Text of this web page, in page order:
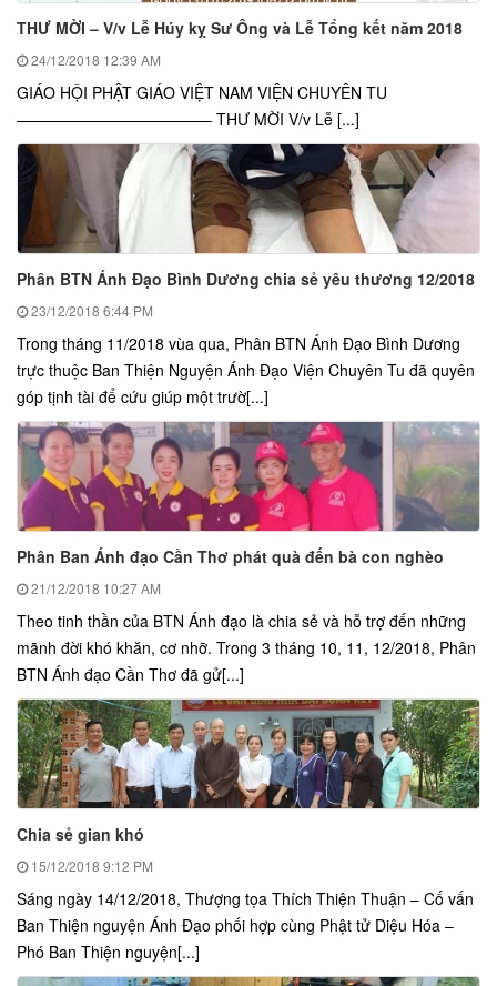
THƯ MỜI – V/v Lễ Húy kỵ Sư Ông và Lễ Tổng kết năm 2018
24/12/2018 12:39 AM
GIÁO HỘI PHẬT GIÁO VIỆT NAM VIỆN CHUYÊN TU
————————————– THƯ MỜI V/v Lễ [...]
Phân BTN Ánh Đạo Bình Dương chia sẻ yêu thương 12/2018
23/12/2018 6:44 PM
Trong tháng 11/2018 vùa qua, Phân BTN Ánh Đạo Bình Dương
trực thuộc Ban Thiện Nguyện Ánh Đạo Viện Chuyên Tu đã quyên
góp tịnh tài để cứu giúp một trườ[...]
Phân Ban Ánh đạo Cần Thơ phát quà đến bà con nghèo
21/12/2018 10:27 AM
Theo tinh thần của BTN Ánh đạo là chia sẻ và hỗ trợ đến những
mãnh đời khó khăn, cơ nhỡ. Trong 3 tháng 10, 11, 12/2018, Phân
BTN Ánh đạo Cần Thơ đã gử[...]
Chia sẻ gian khó
15/12/2018 9:12 PM
Sáng ngày 14/12/2018, Thượng tọa Thích Thiện Thuận – Cố vấn
Ban Thiện nguyện Ánh Đạo phối hợp cùng Phật tử Diệu Hóa –
Phó Ban Thiện nguyện[...]